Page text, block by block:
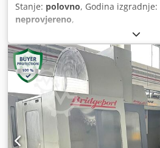
Stanje: polovno, Godina izgradnje:
neprovjereno,